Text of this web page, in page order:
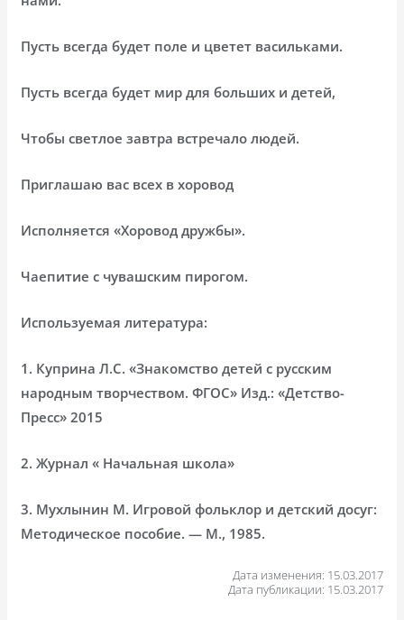
Пусть всегда будет поле и цветет васильками.
Пусть всегда будет мир для больших и детей,
Чтобы светлое завтра встречало людей.
Приглашаю вас всех в хоровод
Исполняется «Хоровод дружбы».
Чаепитие с чувашским пирогом.
Используемая литература:
1. Куприна Л.С. «Знакомство детей с русским
народным творчеством. ФГОС» Изд.: «Детство-
Пресс» 2015
2. Журнал « Начальная школа»
3. Мухлынин М. Игровой фольклор и детский досуг:
Методическое пособие. — М., 1985.
Дата изменения: 15.03.2017
Дата публикации: 15.03.2017